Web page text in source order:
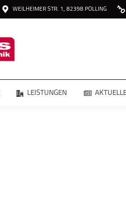
WEILHEIMER STR. 1, 82398 POLLING
LEISTUNGEN
HOME